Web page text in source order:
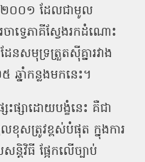
២០០១ ដែលជាមូល
ាទ្វេភាគីស្វែងរកដំណោះ
នសមុទ្រត្រួតស៊ីគ្នារវាង
នាំកន្លងមកនេះ។
ះផ្សាដោយបង្ខំនេះ គឺជា
សត្រូវខ្ពស់បំផុត ក្នុងការ
តិវិធី ផ្អែកលើច្បាប់